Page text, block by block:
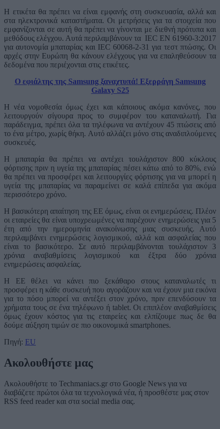
Η ετικέτα θα πρέπει να είναι εμφανής στη συσκευασία, αλλά και
στα ηλεκτρονικά καταστήματα. Οι μετρήσεις για τα στοιχεία που
εμφανίζονται σε αυτή θα πρέπει να γίνονται με διεθνή πρότυπα και
μεθόδους ελέγχου. Αυτά περιλαμβάνουν τα IEC EN 61960-3:2017
για αυτονομία μπαταρίας και IEC 60068-2-31 για τεστ πτώσης. Οι
αρχές στην Ευρώπη θα κάνουν ελέγχους για να επαληθεύσουν τα
δεδομένα που περιέχονται στις ετικέτες.
Ο εφιάλτης της Samsung ξαναχτυπά! Εξερράγη Samsung
Galaxy S25
Η νέα νομοθεσία όμως έχει και κάποιους ακόμα κανόνες, που
λειτουργούν σίγουρα προς το συμφέρον του καταναλωτή. Για
παράδειγμα, πρέπει όλα τα τηλέφωνα να αντέχουν 45 πτώσεις από
το ένα μέτρο, χωρίς θήκη. Αυτό αλλάζει μόνο στις αναδιπλούμενες
συσκευές.
Η μπαταρία θα πρέπει να αντέχει τουλάχιστον 800 κύκλους
φόρτισης πριν η υγεία της μπαταρίας πέσει κάτω από το 80%, ενώ
θα πρέπει να προσφέρει και λειτουργίες φόρτισης για να μπορεί η
υγεία της μπαταρίας να παραμείνει σε καλά επίπεδα για ακόμα
περισσότερο χρόνο.
Η βασικότερη απαίτηση της ΕΕ όμως, είναι οι ενημερώσεις. Πλέον
οι εταιρείες θα είναι υποχρεωμένες να παρέχουν ενημερώσεις για 5
έτη από την ημερομηνία ανακοίνωσης μιας συσκευής. Αυτό
περιλαμβάνει ενημερώσεις λογισμικού, αλλά και ασφαλείας που
είναι το βασικότερο. Σε αυτό περιλαμβάνονται τουλάχιστον 3
χρόνια αναβαθμίσεις λογισμικού και έξτρα δύο χρόνια
ενημερώσεις ασφαλείας.
Η ΕΕ θέλει να κάνει πιο ξεκάθαρο στους καταναλωτές τι
προσφέρει η κάθε συσκευή που αγοράζουν και να έχουν μια εικόνα
για το πόσο μπορεί να αντέξει στον χρόνο, πριν επενδύσουν τα
χρήματα τους σε ένα τηλέφωνο ή tablet. Οι επιπλέον αναβαθμίσεις
όμως έχουν κόστος για τις εταιρείες και ελπίζουμε πως δε θα
δούμε αύξηση τιμών σε πιο οικονομικά smartphones.
Πηγή: EU
Ακολουθήστε μας
Ακολουθήστε το Techmaniacs.gr στο Google News για να
διαβάζετε πρώτοι όλα τα τεχνολογικά νέα, ή προσθέστε μας στον
RSS feed reader και στα social media σας.